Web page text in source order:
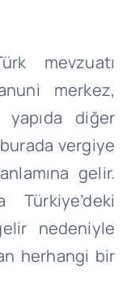
mevzuatı
merkez,
diğer
vergiye
gelir.
nedeniyle
herhangi bir